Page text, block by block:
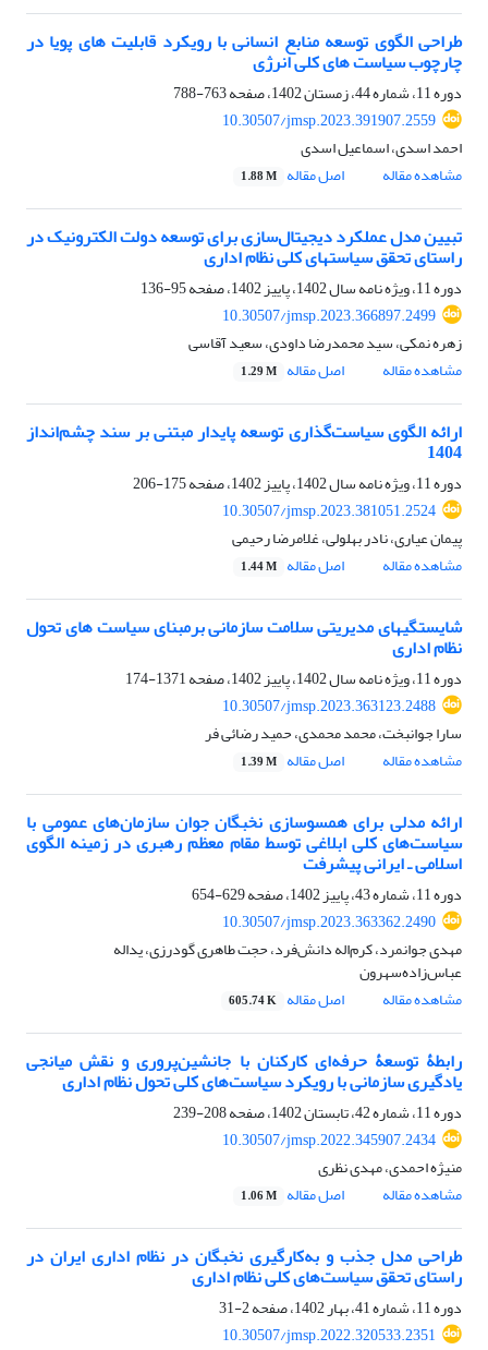
طراحی الگوی توسعه منابع انسانی با رویکرد قابلیت های پویا در
چارچوب سیاست های کلی انرژی
دوره 11، شماره 44، زمستان 1402، صفحه
763-788
10.30507/jmsp.2023.391907.2559
احمد اسدی، اسماعیل اسدی
مشاهده مقاله
اصل مقاله 1.88 M
تبیین مدل عملکرد دیجیتال‌سازی برای توسعه دولت الکترونیک در
راستای تحقق سیاستهای کلی نظام اداری
دوره 11، ویژه نامه سال 1402، پاییز 1402، صفحه
95-136
10.30507/jmsp.2023.366897.2499
زهره نمکی، سید محمدرضا داودی، سعید آقاسی
مشاهده مقاله
اصل مقاله 1.29 M
ارائه الگوی سیاست‌گذاری توسعه پایدار مبتنی بر سند چشم‌انداز
1404
دوره 11، ویژه نامه سال 1402، پاییز 1402، صفحه
175-206
10.30507/jmsp.2023.381051.2524
پیمان عیاری، نادر بهلولی، غلامرضا رحیمی
مشاهده مقاله
اصل مقاله 1.44 M
شایستگیهای مدیریتی سلامت سازمانی برمبنای سیاست های تحول
نظام اداری
دوره 11، ویژه نامه سال 1402، پاییز 1402، صفحه
1371-174
10.30507/jmsp.2023.363123.2488
سارا جوانبخت، محمد محمدی، حمید رضائی فر
مشاهده مقاله
اصل مقاله 1.39 M
ارائه مدلی برای همسوسازی نخبگان جوان سازمان‌های عمومی با
سیاست‌های کلی ابلاغی توسط مقام معظم رهبری در زمینه الگوی
اسلامی ـ ایرانی پیشرفت
دوره 11، شماره 43، پاییز 1402، صفحه
629-654
10.30507/jmsp.2023.363362.2490
مهدی جوانمرد، کرم‌اله دانش‌فرد، حجت طاهری گودرزی، یداله
عباس‌زاده‌سهرون
مشاهده مقاله
اصل مقاله 605.74 K
رابطۀ توسعۀ حرفه‌ای کارکنان با جانشین‌پروری و نقش میانجی
یادگیری سازمانی با رویکرد سیاست‌های کلی تحول نظام اداری
دوره 11، شماره 42، تابستان 1402، صفحه
208-239
10.30507/jmsp.2022.345907.2434
منیژه احمدی، مهدی نظری
مشاهده مقاله
اصل مقاله 1.06 M
طراحی مدل جذب و به‌کارگیری نخبگان در نظام اداری ایران در
راستای تحقق سیاست‌های کلی نظام اداری
دوره 11، شماره 41، بهار 1402، صفحه
2-31
10.30507/jmsp.2022.320533.2351